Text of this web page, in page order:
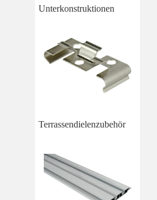
Unterkonstruktionen
Terrassendielenzubehör